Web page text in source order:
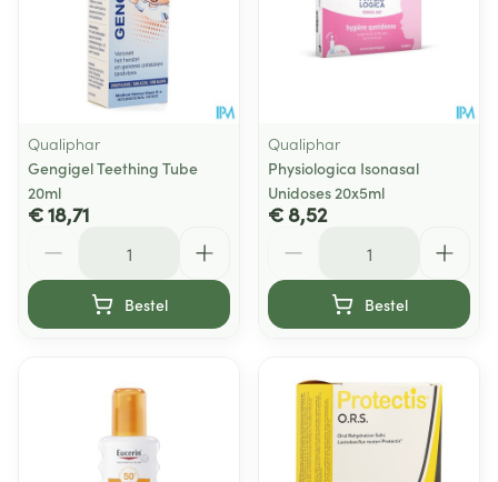
Qualiphar
Gengigel Teething Tube
20ml
€ 18,71
Bestel
Qualiphar
Physiologica Isonasal
Unidoses 20x5ml
€ 8,52
Bestel